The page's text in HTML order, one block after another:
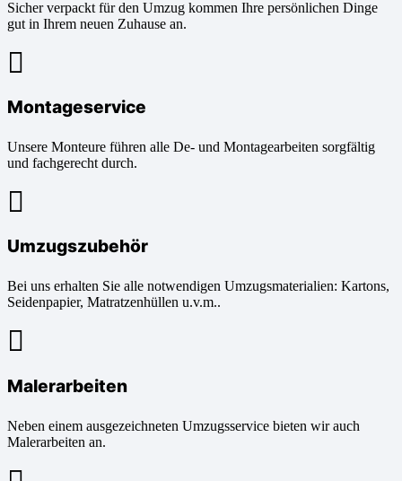
Sicher verpackt für den Umzug kommen Ihre persönlichen Dinge
gut in Ihrem neuen Zuhause an.
Montageservice
Unsere Monteure führen alle De- und Montagearbeiten sorgfältig
und fachgerecht durch.
Umzugszubehör
Bei uns erhalten Sie alle notwendigen Umzugsmaterialien: Kartons,
Seidenpapier, Matratzenhüllen u.v.m..
Malerarbeiten
Neben einem ausgezeichneten Umzugsservice bieten wir auch
Malerarbeiten an.